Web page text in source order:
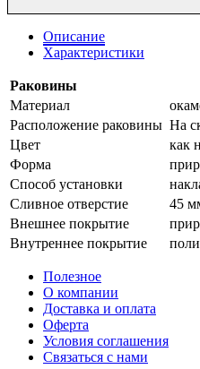
Описание
Характеристики
Раковины
Материал
Расположение раковины На
Цвет
как
Форма
Способ установки
Сливное отверстие
45
Внешнее покрытие
Внутреннее покрытие
Полезное
О компании
Доставка и оплата
Оферта
Условия соглашения
Связаться с нами